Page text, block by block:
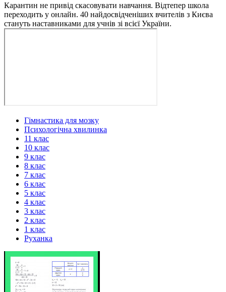
Карантин не привід скасовувати навчання. Відтепер школа
переходить у онлайн. 40 найдосвідченіших вчителів з Києва
стануть наставниками для учнів зі всієї України.
Гімнастика для мозку
Психологічна хвилинка
11 клас
10 клас
9 клас
8 клас
7 клас
6 клас
5 клас
4 клас
3 клас
2 клас
1 клас
Руханка